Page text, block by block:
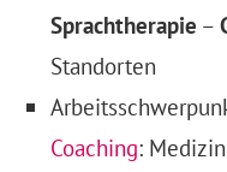
Sprachtherapie –
Standorten
Coaching: